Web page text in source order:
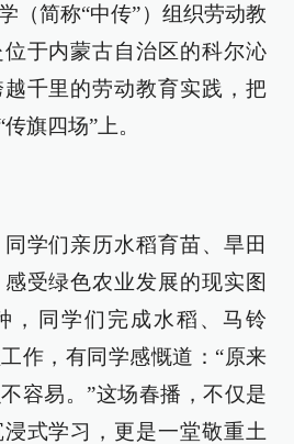
（简称“中传”）组织劳动教
于内蒙古自治区的科尔沁
千里的劳动教育实践，把
旗四场”上。
学们亲历水稻育苗、旱田
受绿色农业发展的现实图
，同学们完成水稻、马铃
作，有同学感慨道：“原来
容易。”这场春播，不仅是
式学习，更是一堂敬重土